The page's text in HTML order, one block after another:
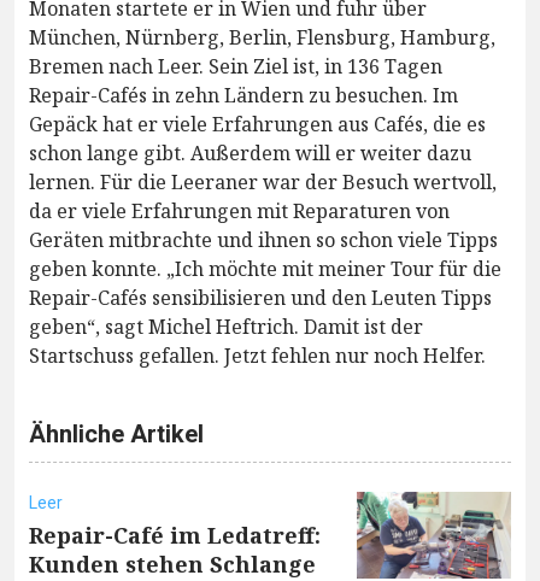
Monaten startete er in Wien und fuhr über
München, Nürnberg, Berlin, Flensburg, Hamburg,
Bremen nach Leer. Sein Ziel ist, in 136 Tagen
Repair-Cafés in zehn Ländern zu besuchen. Im
Gepäck hat er viele Erfahrungen aus Cafés, die es
schon lange gibt. Außerdem will er weiter dazu
lernen. Für die Leeraner war der Besuch wertvoll,
da er viele Erfahrungen mit Reparaturen von
Geräten mitbrachte und ihnen so schon viele Tipps
geben konnte. „Ich möchte mit meiner Tour für die
Repair-Cafés sensibilisieren und den Leuten Tipps
geben“, sagt Michel Heftrich. Damit ist der
Startschuss gefallen. Jetzt fehlen nur noch Helfer.
Ähnliche Artikel
Leer
Repair-Café im Ledatreff:
Kunden stehen Schlange